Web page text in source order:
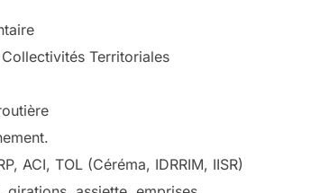
Territoriales
ACI, TOL (Céréma, IDRRIM, IISR)